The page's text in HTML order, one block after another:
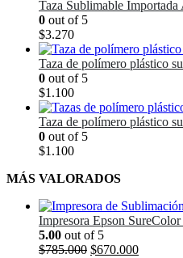
Taza Sublimable
0 out of 5
$3.270
Taza de polímero plástico
0 out of 5
$1.100
Taza de polímero plástico
0 out of 5
$1.100
MÁS VALORADOS
Impresora Epson
5.00 out of 5
$785.000 El
$670.000El